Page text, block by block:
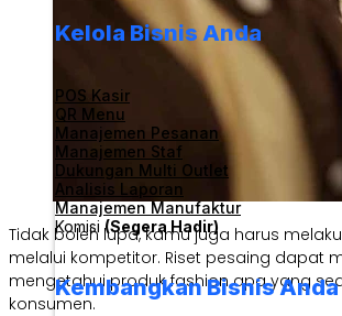
Kelola Bisnis Anda
POS Kasir
QR Menu
Manajemen Pesanan
Manajemen Staf
Dukungan Multi Outlet
Analisis Laporan
Manajemen Manufaktur
Komisi (Segera Hadir)
Kembangkan Bisnis Anda
Tidak boleh lupa, kamu juga harus
melalui kompetitor. Riset pesaing dapat
mengetahui produk fashion apa yang
konsumen.